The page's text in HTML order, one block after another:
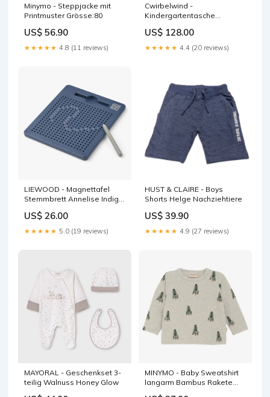
Minymo - Steppjacke mit
Printmuster Grösse:80
US$ 56.90
★★★★★ 4.8 (11 reviews)
Cwirbelwind -
Kindergartentasche
Verschlussklammern
US$ 128.00
★★★★★ 4.4 (20 reviews)
LIEWOOD - Magnettafel
Stemmbrett Annelise Indigo
US$ 26.00
★★★★★ 5.0 (19 reviews)
HUST & CLAIRE - Boys
Shorts Helge Nachziehtiere
US$ 39.90
★★★★★ 4.9 (27 reviews)
MAYORAL - Geschenkset 3-
teilig Walnuss Honey Glow
MINYMO - Baby Sweatshirt
langarm Bambus Rakete